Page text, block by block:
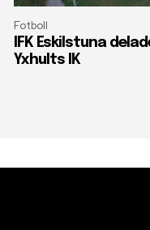
Fotboll
IFK Eskilstuna
Yxhults IK